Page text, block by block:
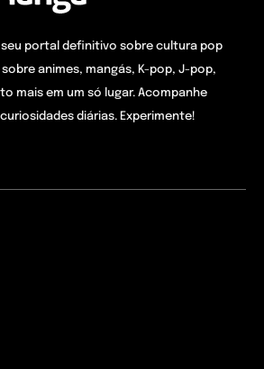
seu portal definitivo sobre cultura pop
animes, mangás, K-pop, J-pop,
mais em um só lugar. Acompanhe
diárias. Experimente!